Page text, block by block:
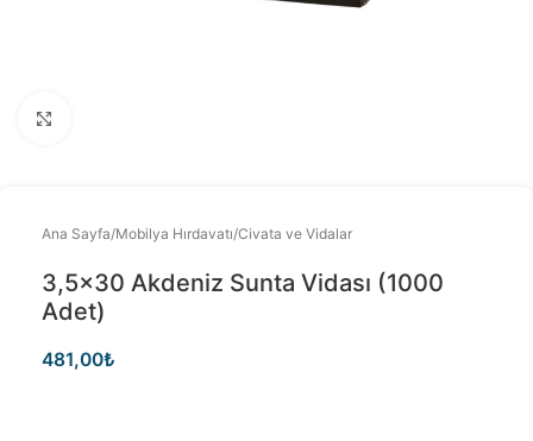
Ana Sayfa/Mobilya Hırdavatı/Civata ve Vidalar
3,5×30 Akdeniz Sunta Vidası (1000
Adet)
481,00₺